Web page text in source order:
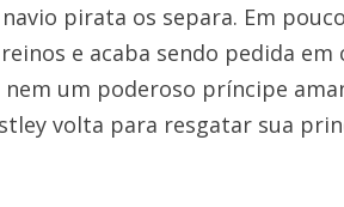
pirata os separa. Em
e acaba sendo pedida
um poderoso príncipe
volta para resgatar sua